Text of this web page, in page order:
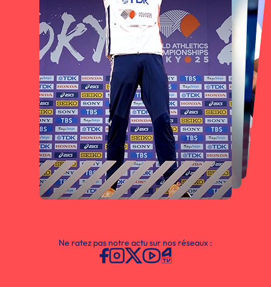
Ne ratez pas notre actu sur nos réseaux :